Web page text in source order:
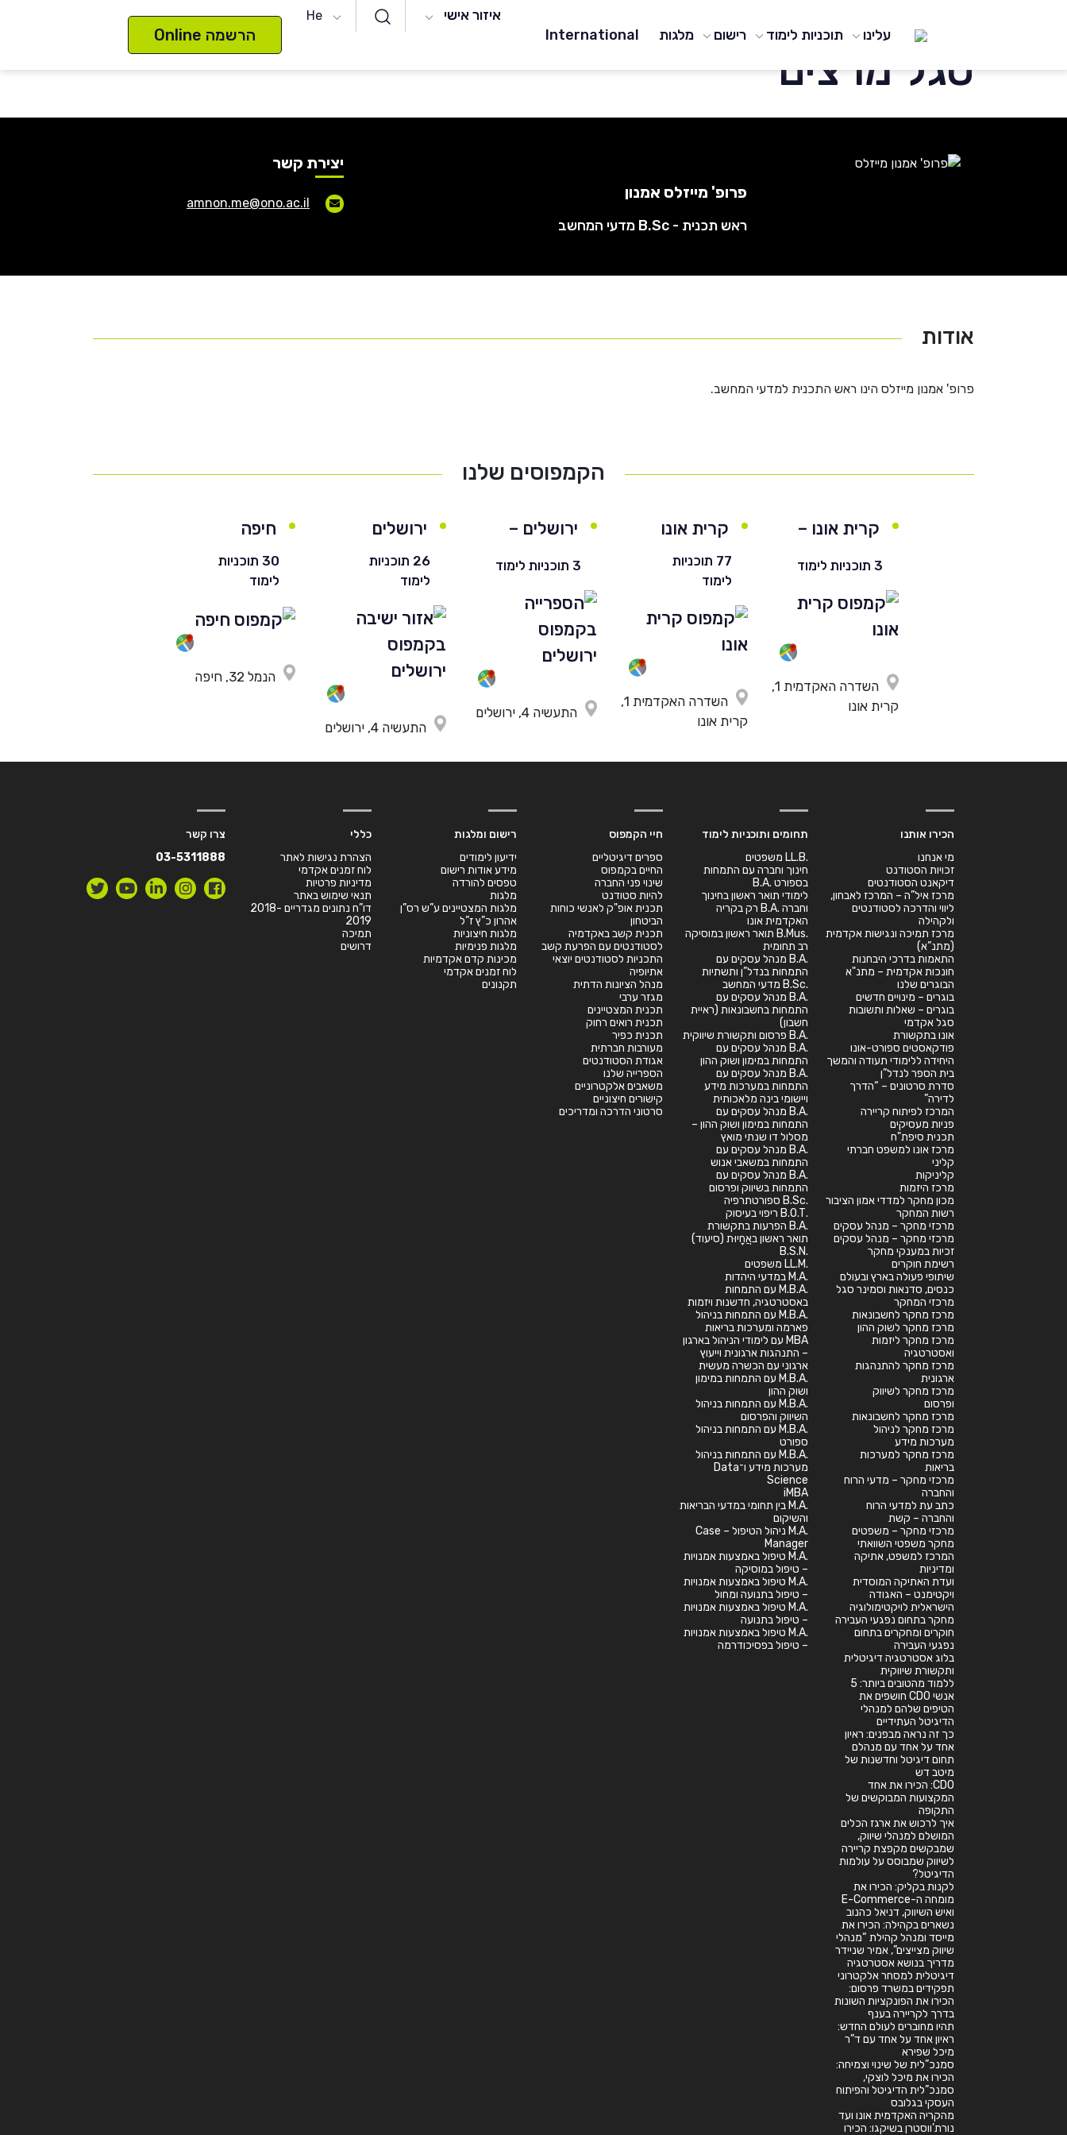
עלינו תוכניות לימוד רישום מלגות International
איזור אישי He
הרשמה Online
סגל מרצים
פרופ' מייזלס אמנון
ראש תכנית - B.Sc מדעי המחשב
יצירת קשר
amnon.me@ono.ac.il
אודות
פרופ' אמנון מייזלס הינו ראש התכנית למדעי המחשב.
הקמפוסים שלנו
קרית אונו –
3 תוכניות לימוד
השדרה האקדמית 1,
קרית אונו
קרית אונו
77 תוכניות
לימוד
השדרה האקדמית 1,
קרית אונו
ירושלים –
3 תוכניות לימוד
התעשיה 4, ירושלים
ירושלים
26 תוכניות
לימוד
התעשיה 4, ירושלים
חיפה
30 תוכניות
לימוד
הנמל 32, חיפה
הכירו אותנו
מי אנחנו
זכויות הסטודנט
דיקאנט הסטודנטים
מרכז איל”ה – המרכז לאבחון,
ליווי והדרכה לסטודנטים
ולקהילה
מרכז תמיכה ונגישות אקדמית
(מתנ”א)
התאמות בדרכי היבחנות
חונכות אקדמית – מתנ"א
הבוגרים שלנו
בוגרים – מינויים חדשים
בוגרים – שאלות ותשובות
סגל אקדמי
אונו בתקשורת
פודקאסטים ספורט-אונו
היחידה ללימודי תעודה והמשך
בית הספר לנדל”ן
סדרת סרטונים – “הדרך
לדירה”
המרכז לפיתוח קריירה
פניות מעסיקים
תכנית סיפת"ח
מרכז אונו למשפט חברתי
קליני
קליניקות
מרכז היזמות
מכון מחקר למדדי אמון הציבור
רשות המחקר
מרכזי מחקר – מנהל עסקים
מרכזי מחקר – מנהל עסקים
זכיות במענקי מחקר
רשימת חוקרים
שיתופי פעולה בארץ ובעולם
כנסים, סדנאות וסמינר סגל
מרכזי המחקר
מרכז מחקר לחשבונאות
מרכז מחקר לשוק ההון
מרכז מחקר ליזמות
ואסטרטגיה
מרכז מחקר להתנהגות
ארגונית
מרכז מחקר לשיווק
ופרסום
מרכז מחקר לחשבונאות
מרכז מחקר לניהול
מערכות מידע
מרכז מחקר למערכות
בריאות
מרכזי מחקר – מדעי הרוח
והחברה
כתב עת למדעי הרוח
והחברה – קשת
מרכזי מחקר – משפטים
מחקר משפטי השוואתי
המרכז למשפט, אתיקה
ומדיניות
ועדת האתיקה המוסדית
ויקטימנט – האגודה
הישראלית לויקטימולוגיה
מחקר בתחום נפגעי העבירה
חוקרים ומחקרים בתחום
נפגעי העבירה
בלוג אסטרטגיה דיגיטלית
ותקשורת שיווקית
ללמוד מהטובים ביותר: 5
אנשי CDO חושפים את
הטיפים שלהם למנהלי
הדיגיטל העתידיים
כך זה נראה מבפנים: ראיון
אחד על אחד עם מנהלם
תחום דיגיטל וחדשנות של
מיטב דש
CDO: הכירו את אחד
המקצועות המבוקשים של
התקופה
איך לרכוש את ארגז הכלים
המושלם למנהלי שיווק,
שמבקשים מקפצת קריירה
לשיווק שמבוסס על עולמות
הדיגיטל?
לקנות בקליק: הכירו את
מומחה ה-E-Commerce
ואיש השיווק, דניאל כהנוב
נשארים בקהילה: הכירו את
מייסד ומנהל קהילת “מנהלי
שיווק מצייצים”, אמיר שניידר
מדריך בנושא אסטרטגיה
דיגיטלית למסחר אלקטרוני
תפקידים במשרד פרסום:
הכירו את הפונקציות השונות
בדרך לקריירה בענף
תהיו מחוברים לעולם החדש:
ראיון אחד על אחד עם ד”ר
מיכל שפירא
סמנכ”לית של שינוי וצמיחה:
הכירו את מיכל לוצקי,
סמנכ”לית הדיגיטל והפיתוח
העסקי בגלובס
מהקריה האקדמית אונו ועד
נורת’ווסטרן בשיקגו: הכירו
תחומים ותוכניות לימוד
.LL.B משפטים
חינוך וחברה עם התמחות
בספורט .B.A
לימודי תואר ראשון בחינוך
וחברה .B.A רק בקריה
האקדמית אונו
.B.Mus תואר ראשון במוסיקה
רב תחומית
.B.A מנהל עסקים עם
התמחות בנדל”ן ותשתיות
.B.Sc מדעי המחשב
.B.A מנהל עסקים עם
התמחות בחשבונאות (ראיית
חשבון)
.B.A פרסום ותקשורת שיווקית
.B.A מנהל עסקים עם
התמחות במימון ושוק ההון
.B.A מנהל עסקים עם
התמחות במערכות מידע
ויישומי בינה מלאכותית
.B.A מנהל עסקים עם
התמחות במימון ושוק ההון –
מסלול דו שנתי מואץ
.B.A מנהל עסקים עם
התמחות במשאבי אנוש
.B.A מנהל עסקים עם
התמחות בשיווק ופרסום
.B.Sc ספורטתרפיה
.B.O.T ריפוי בעיסוק
.B.A הפרעות בתקשורת
תואר ראשון באֲחָיוּת (סיעוד)
.B.S.N
.LL.M משפטים
.M.A במדעי היהדות
.M.B.A עם התמחות
באסטרטגיה, חדשנות ויזמות
.M.B.A עם התמחות בניהול
פארמה ומערכות בריאות
MBA עם לימודי הניהול בארגון
– התנהגות ארגונית וייעוץ
ארגוני עם הכשרה מעשית
.M.B.A עם התמחות במימון
ושוק ההון
.M.B.A עם התמחות בניהול
השיווק והפרסום
.M.B.A עם התמחות בניהול
ספורט
.M.B.A עם התמחות בניהול
מערכות מידע ו־Data
Science
iMBA
.M.A בין תחומי במדעי הבריאות
והשיקום
.M.A ניהול הטיפול – Case
Manager
.M.A טיפול באמצעות אמנויות
– טיפול במוסיקה
.M.A טיפול באמצעות אמנויות
– טיפול בתנועה ומחול
.M.A טיפול באמצעות אמנויות
– טיפול בתנועה
.M.A טיפול באמצעות אמנויות
– טיפול בפסיכודרמה
חיי הקמפוס
ספרים דיגיטליים
החיים בקמפוס
שינוי פני החברה
להיות סטודנט
תכנית אופ"ק לאנשי כוחות
הביטחון
תכנית קשב באקדמיה
לסטודנטים עם הפרעת קשב
התכניות לסטודנטים יוצאי
אתיופיה
מנהל הציונות הדתית
מגזר ערבי
תכנית המצטיינים
תכנית רואים רחוק
תכנית כפיר
מעורבות חברתית
אגודת הסטודנטים
הספרייה שלנו
משאבים אלקטרוניים
קישורים חיצוניים
סרטוני הדרכה ומדריכים
רישום ומלגות
ידיעון לימודים
מידע אודות רישום
טפסים להורדה
מלגות
מלגות המצטיינים ע”ש רס”ן
אהרון כ”ץ ז”ל
מלגות חיצוניות
מלגות פנימיות
מכינות קדם אקדמיות
לוח זמנים אקדמי
תקנונים
כללי
הצהרת נגישות לאתר
לוח זמנים אקדמי
מדיניות פרטיות
תנאי שימוש באתר
דו”ח נתונים מגדריים 2018-
2019
תמיכה
דרושים
צרו קשר
03-5311888